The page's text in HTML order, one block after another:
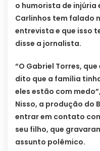
o humorista de injúria
Carlinhos tem falado
entrevista e que isso
disse a jornalista.
“O Gabriel Torres,
dito que a família
eles estão com
Nisso, a produção do
entrar em contato
seu filho, que
assunto polêmico.